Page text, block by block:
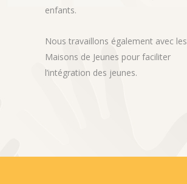
enfants.
Nous travaillons également avec les
Maisons de Jeunes pour faciliter
l’intégration des jeunes.